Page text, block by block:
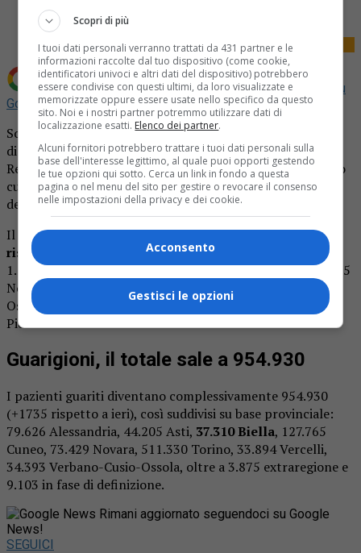
Aggiungi La Provincia di Biella come Fonte preferita su
Google
Sono quattro, nessuno di oggi, i decessi di persone con
diagnosi di Covid-19 comunicati dall’Unità di Crisi della
Regione Piemonte (si ricorda che il dato di aggiornamento
cumulativo comunicato giornalmente comprende anche
decessi avvenuti nei giorni precedenti).
Il totale diventa quindi di13.138 persone decedute
risultate positive al virus, così suddivise per provincia:
1.764 Alessandria, 786 Asti,500 Biella, 1.597 Cuneo, 1.055
Novara, 6.271 Torino, 606 Vercelli, 424 Verbano-Cusio-
Ossola, oltre a 135 residenti fuori regione ma deceduti in
Piemonte.
Guarigioni, il totale sale a 954.930
I pazienti guariti diventano complessivamente 954.930
(+1735 rispetto a ieri), così suddivisi su base provinciale:
79.626 Alessandria, 44.205 Asti, 37.310 Biella, 127.765
Cuneo, 73.429 Novara, 511.330 Torino, 33.894 Vercelli,
34.393 Verbano-Cusio-Ossola, oltre a 3.875 extraregione e
9.103 in fase di definizione.
Rimani aggiornato seguendoci su Google
News!
SEGUICI
Scopri di più
I tuoi dati personali verranno trattati da 431 partner e le
informazioni raccolte dal tuo dispositivo (come cookie,
identificatori univoci e altri dati del dispositivo) potrebbero
essere condivise con questi ultimi, da loro visualizzate e
memorizzate oppure essere usate nello specifico da questo
sito. Noi e i nostri partner potremmo utilizzare dati di
localizzazione esatti. Elenco dei partner.
Alcuni fornitori potrebbero trattare i tuoi dati personali sulla
base dell'interesse legittimo, al quale puoi opporti gestendo
le tue opzioni qui sotto. Cerca un link in fondo a questa
pagina o nel menu del sito per gestire o revocare il consenso
nelle impostazioni della privacy e dei cookie.
Acconsento
Gestisci le opzioni